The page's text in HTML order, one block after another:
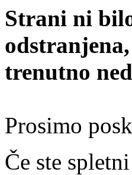
Strani ni
trenutno
Prosimo
Če ste